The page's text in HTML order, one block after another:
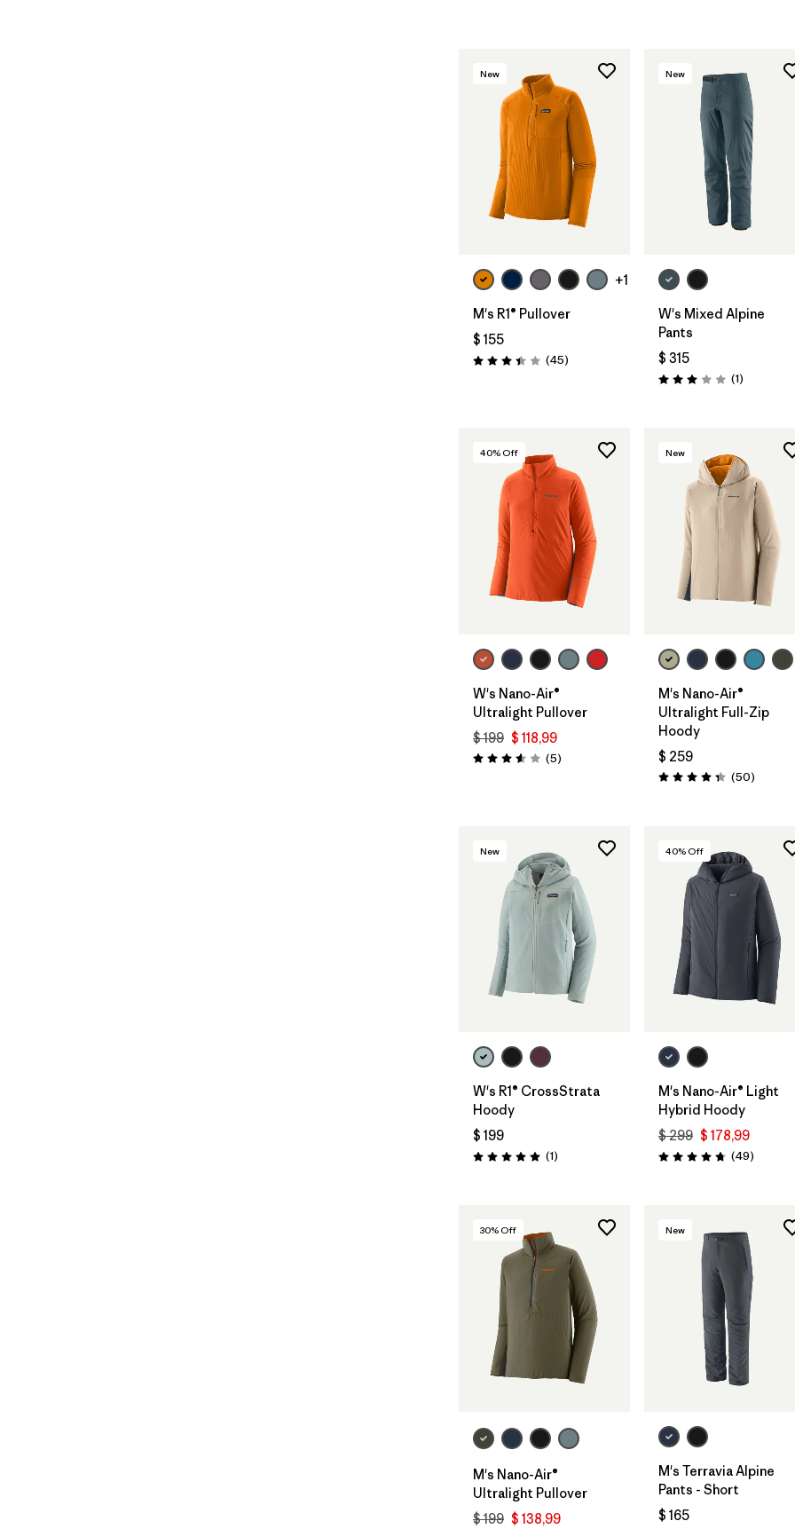
New
+1
M's R1® Pullover
$ 155
Valoración: 3.4 / 5
(45Comentarios
)
New
W's Mixed Alpine
Pants
$ 315
Valoración: 3.0 / 5
(1)
40% Off
W's Nano-Air®
Ultralight Pullover
$ 199 $ 118,99
Valoración: 3.6 / 5
(5Comentarios
)
New
M's Nano-Air®
Ultralight Full-Zip
Hoody
$ 259
Valoración: 4.3 / 5
(50)
New
W's R1® CrossStrata
Hoody
$ 199
Valoración: 5.0 / 5
(1Comentarios
)
40% Off
M's Nano-Air® Light
Hybrid Hoody
$ 299 $ 178,99
Valoración: 4.8 / 5
(49)
30% Off
M's Nano-Air®
Ultralight Pullover
$ 199 $ 138,99
New
M's Terravia Alpine
Pants - Short
$ 165